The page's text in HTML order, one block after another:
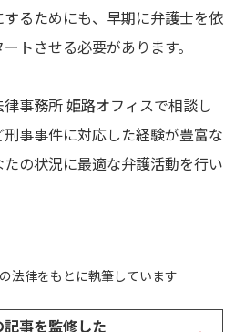
るためにも、早期に弁護士を依
トさせる必要があります。
事務所 姫路オフィスで相談し
事事件に対応した経験が豊富な
の状況に最適な弁護活動を行い
法律をもとに執筆しています
記事を監修した